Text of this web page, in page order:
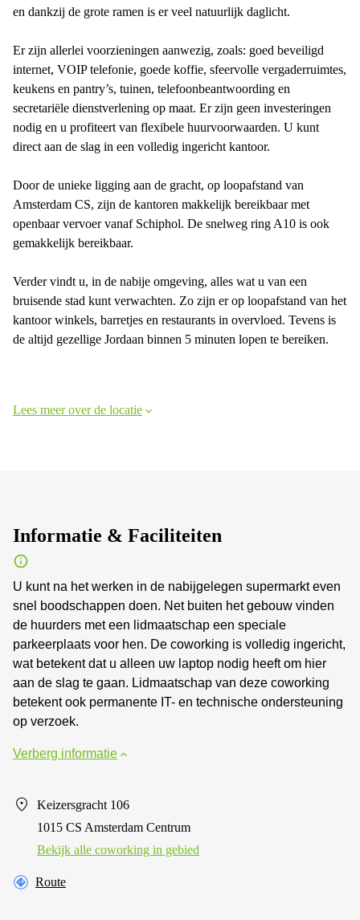
en dankzij de grote ramen is er veel natuurlijk daglicht.
Er zijn allerlei voorzieningen aanwezig, zoals: goed beveiligd
internet, VOIP telefonie, goede koffie, sfeervolle vergaderruimtes,
keukens en pantry’s, tuinen, telefoonbeantwoording en
secretariële dienstverlening op maat. Er zijn geen investeringen
nodig en u profiteert van flexibele huurvoorwaarden. U kunt
direct aan de slag in een volledig ingericht kantoor.
Door de unieke ligging aan de gracht, op loopafstand van
Amsterdam CS, zijn de kantoren makkelijk bereikbaar met
openbaar vervoer vanaf Schiphol. De snelweg ring A10 is ook
gemakkelijk bereikbaar.
Verder vindt u, in de nabije omgeving, alles wat u van een
bruisende stad kunt verwachten. Zo zijn er op loopafstand van het
kantoor winkels, barretjes en restaurants in overvloed. Tevens is
de altijd gezellige Jordaan binnen 5 minuten lopen te bereiken.
Lees meer over de locatie
Informatie & Faciliteiten
U kunt na het werken in de nabijgelegen supermarkt even
snel boodschappen doen. Net buiten het gebouw vinden
de huurders met een lidmaatschap een speciale
parkeerplaats voor hen. De coworking is volledig ingericht,
wat betekent dat u alleen uw laptop nodig heeft om hier
aan de slag te gaan. Lidmaatschap van deze coworking
betekent ook permanente IT- en technische ondersteuning
op verzoek.
Verberg informatie
Keizersgracht 106
1015 CS Amsterdam Centrum
Bekijk alle сoworking in gebied
Route